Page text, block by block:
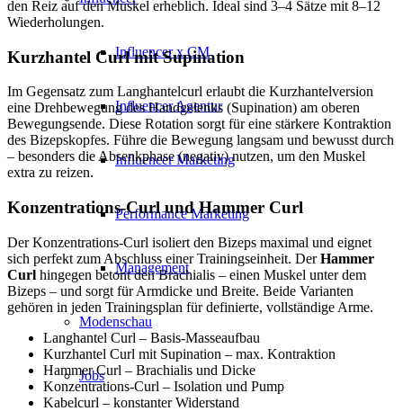
Influencer x CM
Influencer Agentur
Influencer Marketing
Performance Marketing
Management
Modenschau
Jobs
den Reiz auf den Muskel erheblich. Ideal sind 3–4 Sätze mit 8–12
Wiederholungen.
Kurzhantel Curl mit Supination
Im Gegensatz zum Langhantelcurl erlaubt die Kurzhantelversion
eine Drehbewegung des Handgelenks (Supination) am oberen
Bewegungsende. Diese Rotation sorgt für eine stärkere Kontraktion
des Bizepskopfes. Führe die Bewegung langsam und bewusst durch
– besonders die Absenkphase (negativ) nutzen, um den Muskel
extra zu reizen.
Konzentrations-Curl und Hammer Curl
Der Konzentrations-Curl isoliert den Bizeps maximal und eignet
sich perfekt zum Abschluss einer Trainingseinheit. DerHammer
Curl hingegen betont den Brachialis – einen Muskel unter dem
Bizeps – und sorgt für Armdicke und Breite. Beide Varianten
gehören in jeden Trainingsplan für definierte, vollständige Arme.
Langhantel Curl – Basis-Masseaufbau
Kurzhantel Curl mit Supination – max. Kontraktion
Hammer Curl – Brachialis und Dicke
Konzentrations-Curl – Isolation und Pump
Kabelcurl – konstanter Widerstand